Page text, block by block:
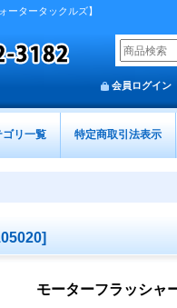
ータータックルズ】
会員ログイン
ゴリ一覧 特定商取引法表示
]
モーターフラッシ